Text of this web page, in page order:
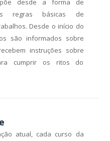
desde a forma de
regras básicas de
Desde o início do
são informados sobre
instruções sobre
cumprir os ritos do
atual, cada curso da